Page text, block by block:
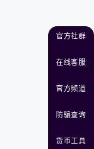
官方社群
在线客服
官方频道
防骗查询
货币工具